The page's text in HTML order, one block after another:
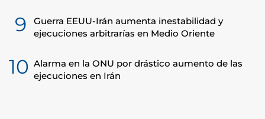
9
Guerra EEUU-Irán aumenta inestabilidad y
ejecuciones arbitrarías en Medio Oriente
10 Alarma en la ONU por drástico aumento de las
ejecuciones en Irán